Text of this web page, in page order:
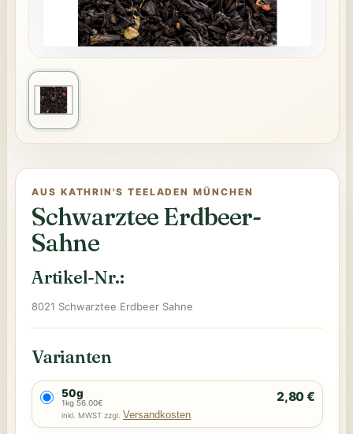
AUS KATHRIN'S TEELADEN MÜNCHEN
Schwarztee Erdbeer-
Sahne
Artikel-Nr.:
8021 Schwarztee Erdbeer Sahne
Varianten
50g
1kg 56.00€ 2,80 €
inkl. MWST zzgl. Versandkosten